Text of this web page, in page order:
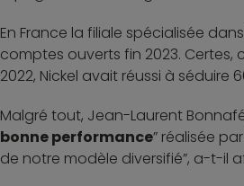
En France la filiale spécialisée
comptes ouverts fin 2023. Certes,
2022, Nickel avait réussi à séduire
Malgré tout, Jean-Laurent
bonne performance” réalisée
de notre modèle diversifié”, a-t-il